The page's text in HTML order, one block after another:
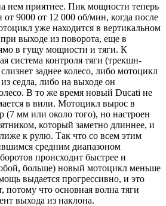
нем приятнее. Пик мощности теперь
от 9000 от 12 000 об/мин, когда после
уже находится в вертикальном
выходе из поворота, еще в
в гущу мощности и тяги. К
система контроля тяги (трекшн-
заднее колесо, либо мотоцикл
седла, либо на выходе он
В то же время новый Ducati не
в вили. Мотоцикл вырос в
(7 мм или около того), но настроен
который заметно длиннее, и
к рулю. Так что со всем этим
средним диапазоном
происходит быстрее и
больше) новый мотоцикл меньше
выдается прогрессивно, и это
что основная волна тяги
выхода из наклона.